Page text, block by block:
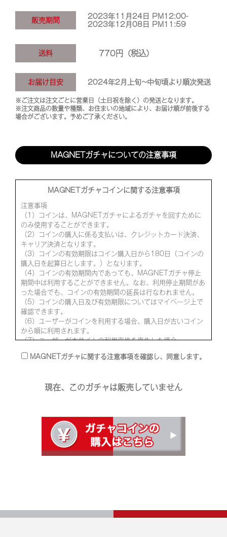
販売期間
2023年11月24日 PM12:00-
2023年12月08日 PM11:59
送料 770円（税込）
お届け目安 2024年2月上旬~中旬頃より順次発送
※ご注文は注文ごとに営業日（土日祝を除く）の発送となります。
※注文商品の数量や種類、お住まいの地域により、お届け順が前後する
場合がございます。予めご了承ください。
MAGNETガチャについての注意事項
MAGNETガチャコインに関する注意事項
注意事項
（1）コインは、MAGNETガチャによるガチャを回すために
のみ使用することができます。
（2）コインの購入に係る支払いは、クレジットカード決済、
キャリア決済となります。
（3）コインの有効期限はコイン購入日から180日（コインの
購入日を起算日とします。）となります。
（4）コインの有効期間内であっても、MAGNETガチャ停止
期間中は利用することができません。なお、利用停止期間があ
った場合でも、コインの有効期間の延長は行なわれません。
（5）コインの購入日及び有効期限についてはマイページ上で
確認できます。
（6）ユーザーがコインを利用する場合、購入日が古いコイン
から順に利用されます。
（7）ユーザーが本サイトの利用資格を喪失した場合、
日が経過した場合、当該ユーザーの未使用分のコインは自動的
をすることはできません。
(10) コインの表示価格は消費税込みの価格となっておりま
(11) コインの未使用残高は、マイページ画面で確認すること
が可能です。
MAGNETガチャに関する注意事項を確認し、同意します。
現在、このガチャは販売していません